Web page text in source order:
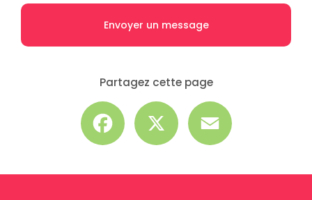
Envoyer un message
Partagez cette page
Facebook